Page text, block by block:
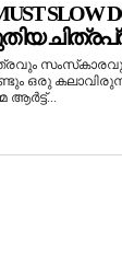
MUST
ഒരു